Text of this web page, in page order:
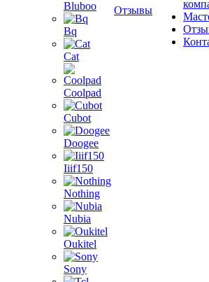
Bluboo
Bq
Cat
Coolpad
Cubot
Doogee
Iiif150
Nothing
Nubia
Oukitel
Sony
Отзывы